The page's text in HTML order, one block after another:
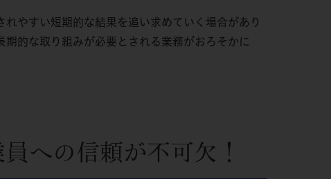
やすい短期的な結果を追い求めていく場合があり
的な取り組みが必要とされる業務がおろそかに
への信頼が不可欠！